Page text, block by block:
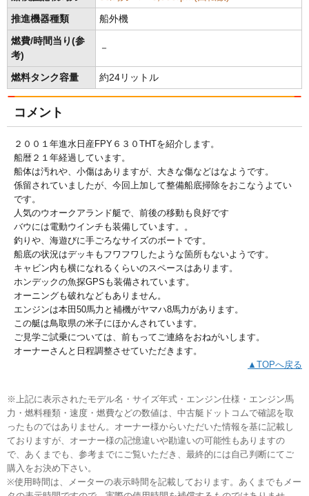
推進機器種類 船外機
燃費/時間当り(参
考)
－
燃料タンク容量 約24リットル
コメント
２００１年進水日産FPY６３０THTを紹介します。
船暦２１年経過しています。
船体は汚れや、小傷はありますが、大きな傷などはなようです。
係留されていましたが、今回上加して整備船底掃除をおこなうよてい
です。
人気のウオークアランド艇で、前後の移動も良好です
バウには電動ウインチも装備しています。。
釣りや、海遊びに手ごろなサイズのボートです。
船底の状況はデッキもフワフワしたような箇所もないようです。
キャビン内も横になれるくらいのスペースはあります。
ホンデックの魚探GPSも装備されています。
オーニングも破れなどもありません。
エンジンは本田50馬力と補機がヤマハ8馬力があります。
この艇は鳥取県の米子にほかんされています。
ご見学ご試乗については、前もってご連絡をおねがいします。
オーナーさんと日程調整させていただきます。
▲TOPへ戻る
※上記に表示されたモデル名・サイズ年式・エンジン仕様・エンジン馬
力・燃料種類・速度・燃費などの数値は、中古艇ドットコムで確認を取
ったものではありません。オーナー様からいただいた情報を基に記載し
ておりますが、オーナー様の記憶違いや勘違いの可能性もありますの
で、あくまでも、参考までにご覧いただき、最終的には自己判断にてご
購入をお決め下さい。
※使用時間は、メーターの表示時間を記載しております。あくまでもメー